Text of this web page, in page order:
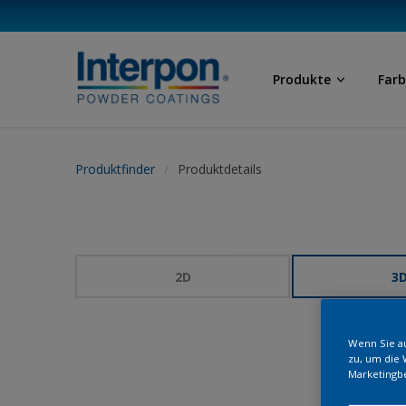
Produkte
Produktfinder Produktdetails
2D 3D
Wenn Sie
zu, um die